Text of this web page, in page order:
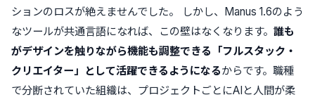
ションのロスが絶えませんでした。 しかし、Manus 1.6のよう
なツールが共通言語になれば、この壁はなくなります。 誰も
がデザインを触りながら機能も調整できる「フルスタック・
クリエイター」として活躍できるようになるからです。職種
で分断されていた組織は、プロジェクトごとにAIと人間が柔